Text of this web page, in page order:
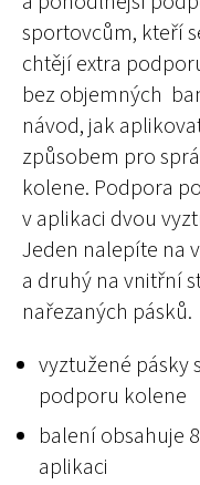
sportovcům, kteří
chtějí extra
bez objemných
návod, jak
způsobem pro
kolene. Podpora
v aplikaci dvou
Jeden nalepíte na
a druhý na vnitřní
nařezaných pásků.
vyztužené pásky
podporu kolene
balení obsahuje
aplikaci